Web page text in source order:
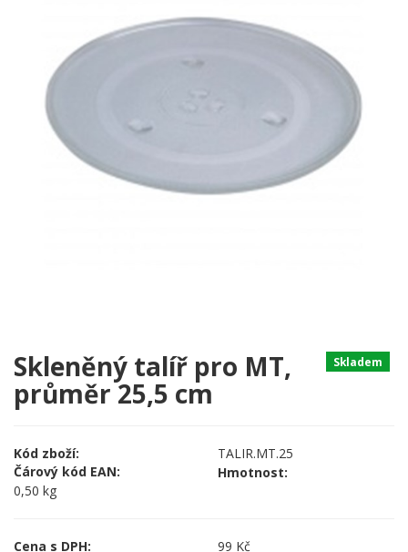
Skladem
Skleněný talíř pro MT,
průměr 25,5 cm
Kód zboží:
TALIR.MT.25
Čárový kód EAN:
Hmotnost:
0,50 kg
Cena s DPH:
99 Kč